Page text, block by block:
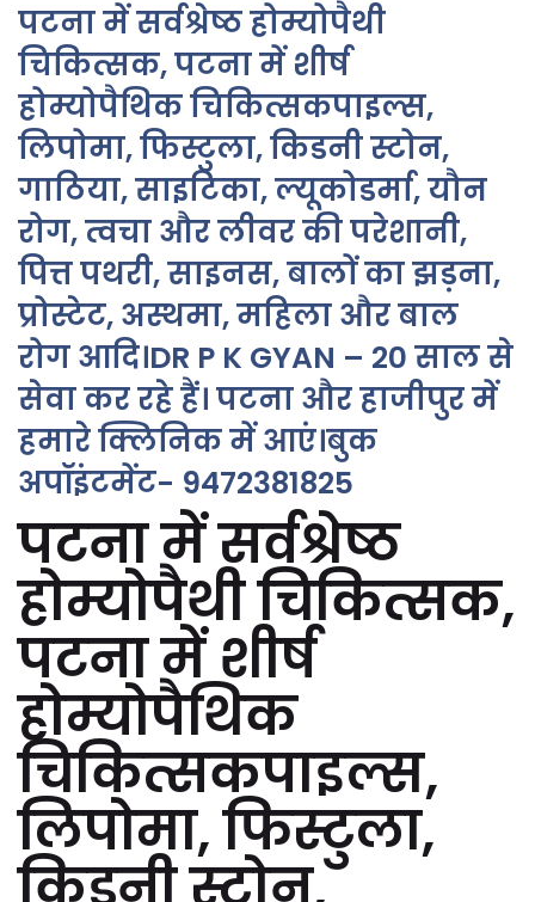
पटना में सर्वश्रेष्ठ होम्योपैथी
चिकित्सक, पटना में शीर्ष
होम्योपैथिक चिकित्सकपाइल्स,
लिपोमा, फिस्टुला, किडनी स्टोन,
गाठिया, साइटिका, ल्यूकोडर्मा, यौन
रोग, त्वचा और लीवर की परेशानी,
पित्त पथरी, साइनस, बालों का झड़ना,
प्रोस्टेट, अस्थमा, महिला और बाल
रोग आदि।DR P K GYAN – 20 साल से
सेवा कर रहे हैं। पटना और हाजीपुर में
हमारे क्लिनिक में आएं।बुक
अपॉइंटमेंट- 9472381825
पटना में सर्वश्रेष्ठ
होम्योपैथी चिकित्सक,
पटना में शीर्ष
होम्योपैथिक
चिकित्सकपाइल्स,
लिपोमा, फिस्टुला,